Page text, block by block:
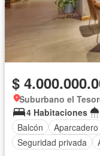
$
Suburbano el
4 Habitaciones
Balcón
Aparcadero
Seguridad privada